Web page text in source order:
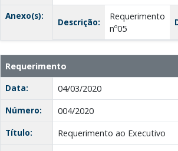
Anexo(s):
Descrição:
Requerimento
nº05
Requerimento
Data:
04/03/2020
Número:
004/2020
Título:
Requerimento ao Executivo